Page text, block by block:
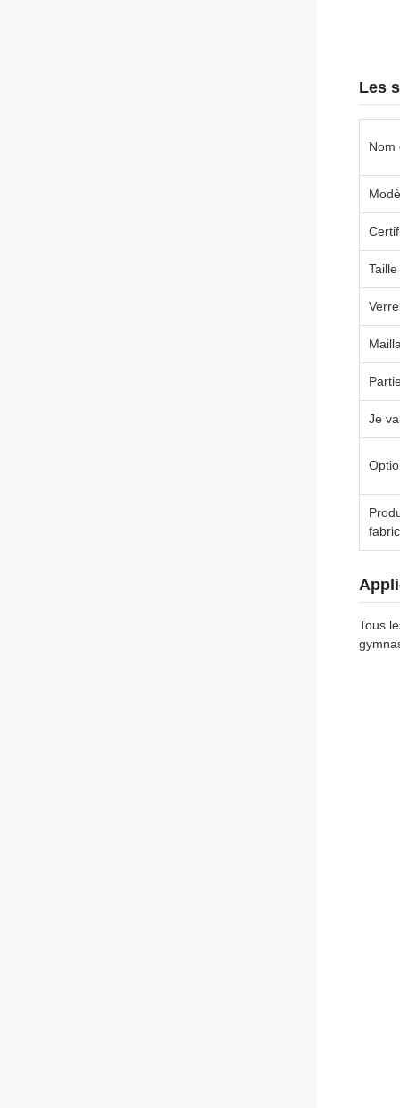
Les
Nom
Je
Tous